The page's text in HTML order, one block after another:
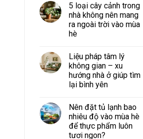
5 loại cây cảnh trong
nhà không nên mang
ra ngoài trời vào mùa
hè
Liệu pháp tâm lý
không gian – xu
hướng nhà ở giúp tìm
lại bình yên
Nên đặt tủ lạnh bao
nhiêu độ vào mùa hè
để thực phẩm luôn
tươi ngon?